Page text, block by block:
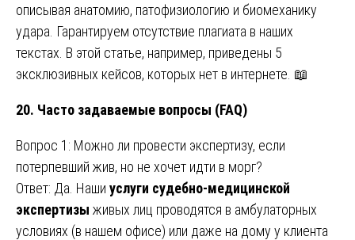
описывая анатомию, патофизиологию и биомеханику
удара. Гарантируем отсутствие плагиата в наших
текстах. В этой статье, например, приведены 5
эксклюзивных кейсов, которых нет в интернете. 📖
20. Часто задаваемые вопросы (FAQ)
Вопрос 1: Можно ли провести экспертизу, если
потерпевший жив, но не хочет идти в морг?
Ответ: Да. Наши услуги судебно-медицинской
экспертизы живых лиц проводятся в амбулаторных
условиях (в нашем офисе) или даже на дому у клиента